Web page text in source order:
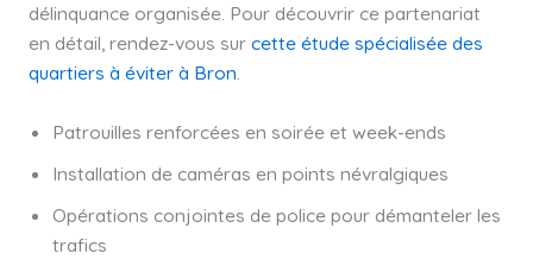
délinquance organisée. Pour découvrir ce partenariat
en détail, rendez-vous sur cette étude spécialisée des
quartiers à éviter à Bron.
Patrouilles renforcées en soirée et week-ends
Installation de caméras en points névralgiques
Opérations conjointes de police pour démanteler les
trafics